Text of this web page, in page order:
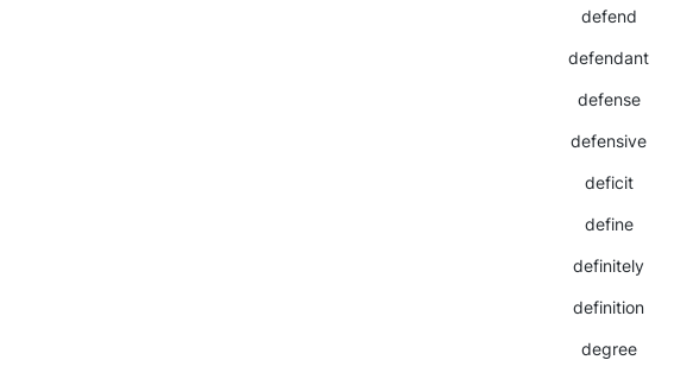
defend
defendant
defense
defensive
deficit
define
definitely
definition
degree